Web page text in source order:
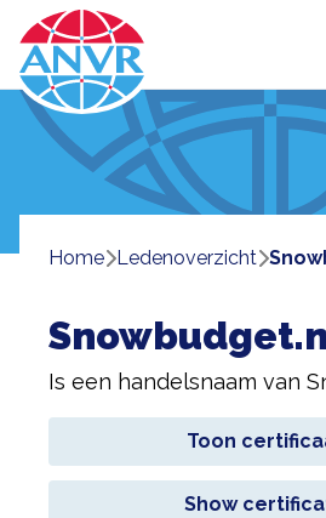
Home ledenoverzicht
Is een handelsnaam van
Toon
Show